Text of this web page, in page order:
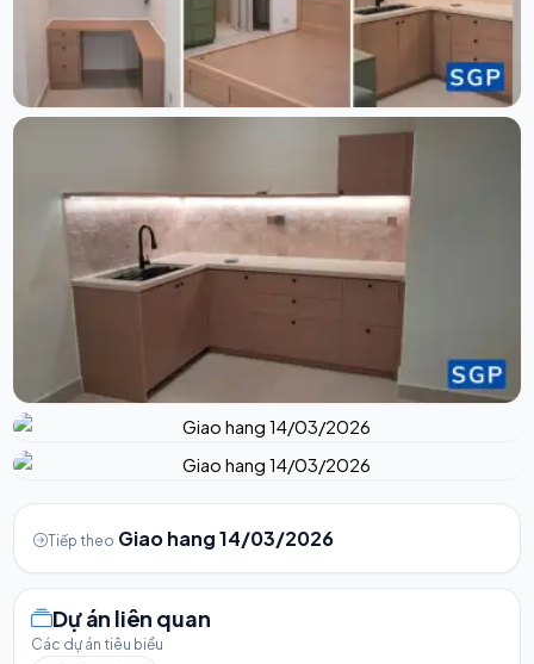
Tiếp theo Giao hang 14/03/2026
Dự án liên quan
Các dự án tiêu biểu